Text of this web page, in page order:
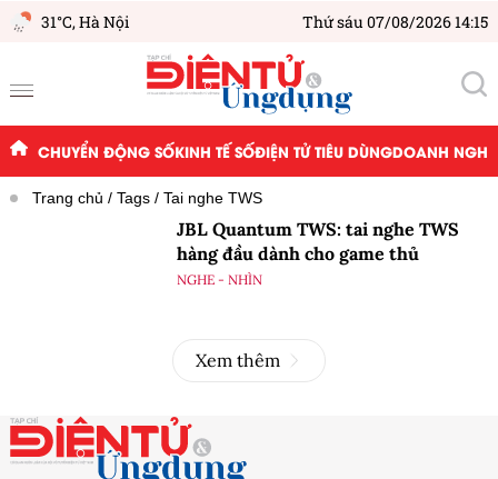
31°C,Hà Nội Thứ sáu 07/08/2026 14:15
CHUYỂN ĐỘNG SỐKINH TẾ SỐĐIỆN TỬ TIÊU DÙNGDOANH
Trang chủ Tags Tai nghe TWS
JBL Quantum TWS: tai nghe TWS
hàng đầu dành cho game thủ
NGHE - NHÌN
Xem thêm